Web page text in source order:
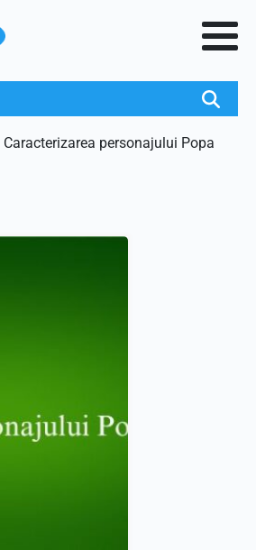
Caracterizarea personajului Popa